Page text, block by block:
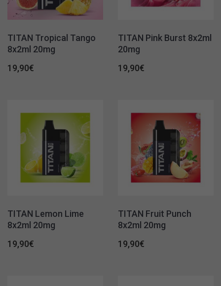
TITAN Tropical Tango
8x2ml 20mg
19,90€
TITAN Pink Burst 8x2ml
20mg
19,90€
TITAN Lemon Lime
8x2ml 20mg
19,90€
TITAN Fruit Punch
8x2ml 20mg
19,90€